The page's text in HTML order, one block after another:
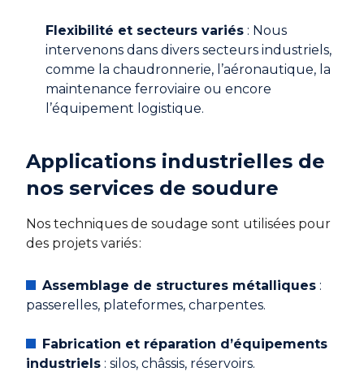
Flexibilité et secteurs variés : Nous
intervenons dans divers secteurs industriels,
comme la chaudronnerie, l’aéronautique, la
maintenance ferroviaire ou encore
l’équipement logistique.
Applications industrielles de
nos services de soudure
Nos techniques de soudage sont utilisées pour
des projets variés :
Assemblage de structures métalliques :
passerelles, plateformes, charpentes.
Fabrication et réparation d’équipements
industriels : silos, châssis, réservoirs.